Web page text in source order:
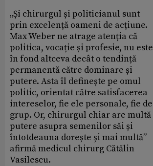
„Și chirurgul și politicianul sunt
prin excelență oameni de acțiune.
Max Weber ne atrage atenția că
politica, vocație și profesie, nu este
în fond altceva decât o tendință
permanentă către dominare și
putere. Asta îl definește pe omul
politic, orientat către satisfacerea
intereselor, fie ele personale, fie de
grup. Or, chirurgul chiar are multă
putere asupra semenilor săi și
întotdeauna dorește și mai multă”
afirmă medicul chirurg Cătălin
Vasilescu.